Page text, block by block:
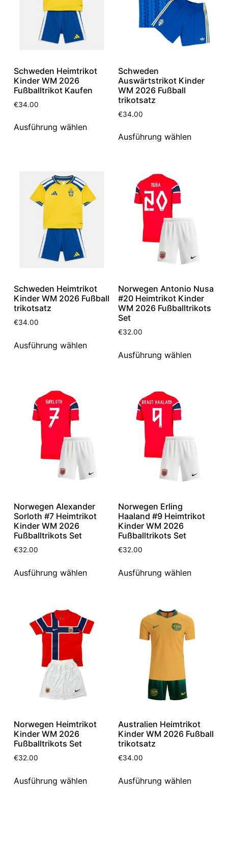
Schweden Heimtrikot
Kinder WM 2026
Fußballtrikot Kaufen
€34.00
Ausführung wählen
Schweden
Auswärtstrikot Kinder
WM 2026 Fußball
trikotsatz
€34.00
Ausführung wählen
Schweden Heimtrikot
Kinder WM 2026 Fußball
trikotsatz
€34.00
Ausführung wählen
Norwegen Antonio Nusa
#20 Heimtrikot Kinder
WM 2026 Fußballtrikots
Set
€32.00
Ausführung wählen
Norwegen Alexander
Sorloth #7 Heimtrikot
Kinder WM 2026
Fußballtrikots Set
€32.00
Ausführung wählen
Norwegen Erling
Haaland #9 Heimtrikot
Kinder WM 2026
Fußballtrikots Set
€32.00
Ausführung wählen
Norwegen Heimtrikot
Kinder WM 2026
Fußballtrikots Set
€32.00
Ausführung wählen
Australien Heimtrikot
Kinder WM 2026 Fußball
trikotsatz
€34.00
Ausführung wählen